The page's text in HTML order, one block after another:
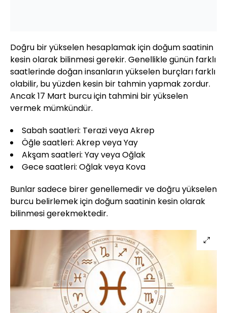
Doğru bir yükselen hesaplamak için doğum saatinin
kesin olarak bilinmesi gerekir. Genellikle günün farklı
saatlerinde doğan insanların yükselen burçları farklı
olabilir, bu yüzden kesin bir tahmin yapmak zordur.
Ancak 17 Mart burcu için tahmini bir yükselen
vermek mümkündür.
Sabah saatleri: Terazi veya Akrep
Öğle saatleri: Akrep veya Yay
Akşam saatleri: Yay veya Oğlak
Gece saatleri: Oğlak veya Kova
Bunlar sadece birer genellemedir ve doğru yükselen
burcu belirlemek için doğum saatinin kesin olarak
bilinmesi gerekmektedir.